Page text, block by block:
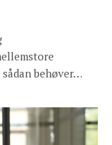
behøver…